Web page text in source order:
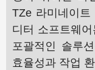
TZe 라미네이트
디터 소프트웨
포괄적인 솔루
효율성과 작업